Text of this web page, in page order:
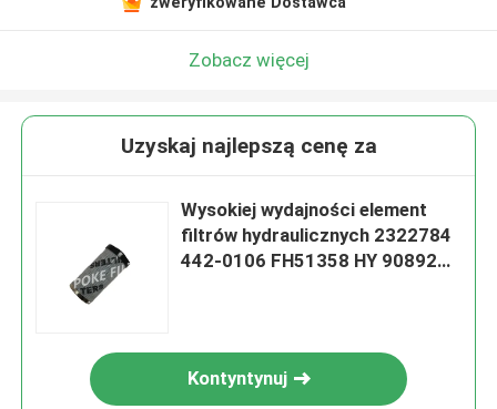
Zobacz więcej
Uzyskaj najlepszą cenę za
Wysokiej wydajności element
filtrów hydraulicznych 2322784
442-0106 FH51358 HY 90892
Kontyntynuj